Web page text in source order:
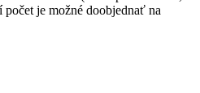
počet je možné doobjednať na